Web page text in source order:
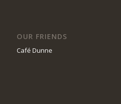
OUR FRIENDS
Café Dunne